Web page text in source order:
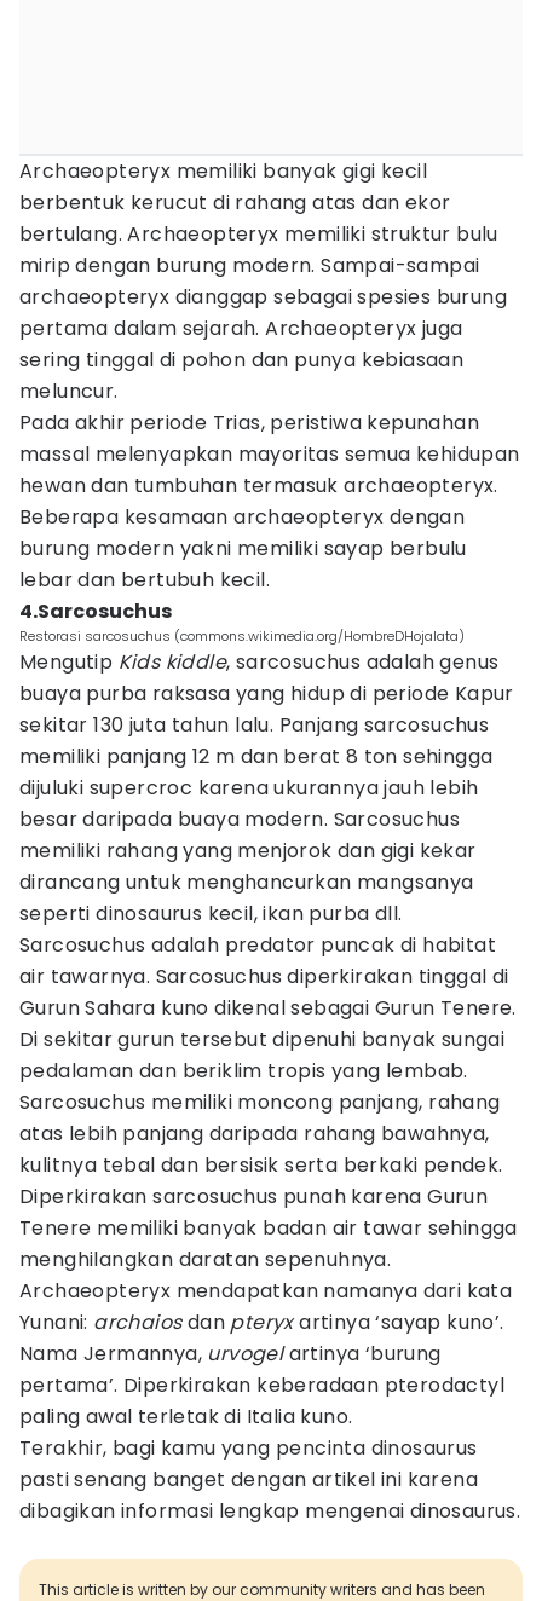
Archaeopteryx memiliki banyak gigi kecil
berbentuk kerucut di rahang atas dan ekor
bertulang. Archaeopteryx memiliki struktur bulu
mirip dengan burung modern. Sampai-sampai
archaeopteryx dianggap sebagai spesies burung
pertama dalam sejarah. Archaeopteryx juga
sering tinggal di pohon dan punya kebiasaan
meluncur.
Pada akhir periode Trias, peristiwa kepunahan
massal melenyapkan mayoritas semua kehidupan
hewan dan tumbuhan termasuk archaeopteryx.
Beberapa kesamaan archaeopteryx dengan
burung modern yakni memiliki sayap berbulu
lebar dan bertubuh kecil.
4.Sarcosuchus
Restorasi sarcosuchus (commons.wikimedia.org/HombreDHojalata)
Mengutip Kids kiddle, sarcosuchus adalah genus
buaya purba raksasa yang hidup di periode Kapur
sekitar 130 juta tahun lalu. Panjang sarcosuchus
memiliki panjang 12 m dan berat 8 ton sehingga
dijuluki supercroc karena ukurannya jauh lebih
besar daripada buaya modern. Sarcosuchus
memiliki rahang yang menjorok dan gigi kekar
dirancang untuk menghancurkan mangsanya
seperti dinosaurus kecil, ikan purba dll.
Sarcosuchus adalah predator puncak di habitat
air tawarnya. Sarcosuchus diperkirakan tinggal di
Gurun Sahara kuno dikenal sebagai Gurun Tenere.
Di sekitar gurun tersebut dipenuhi banyak sungai
pedalaman dan beriklim tropis yang lembab.
Sarcosuchus memiliki moncong panjang, rahang
atas lebih panjang daripada rahang bawahnya,
kulitnya tebal dan bersisik serta berkaki pendek.
Diperkirakan sarcosuchus punah karena Gurun
Tenere memiliki banyak badan air tawar sehingga
menghilangkan daratan sepenuhnya.
Archaeopteryx mendapatkan namanya dari kata
Yunani: archaiosdan pteryxartinya ‘sayap kuno’.
Nama Jermannya, urvogelartinya ‘burung
pertama’. Diperkirakan keberadaan pterodactyl
paling awal terletak di Italia kuno.
Terakhir, bagi kamu yang pencinta dinosaurus
pasti senang banget dengan artikel ini karena
dibagikan informasi lengkap mengenai dinosaurus.
This article is written by our community writers and has been